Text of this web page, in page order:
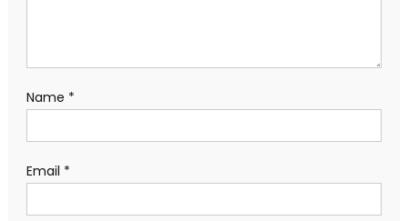
Name *
Email *